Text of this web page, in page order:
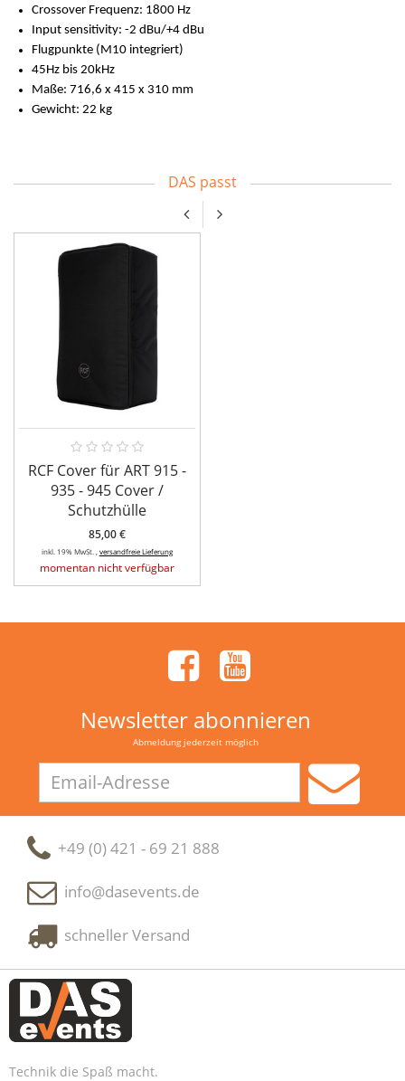
Crossover Frequenz: 1800 Hz
Input sensitivity: -2 dBu/+4 dBu
Flugpunkte (M10 integriert)
45Hz bis 20kHz
Maße: 716,6 x 415 x 310 mm
Gewicht: 22 kg
DAS passt
RCF Cover für ART 915 -
935 - 945 Cover /
Schutzhülle
85,00 €
inkl. 19% MwSt. , versandfreie Lieferung
momentan nicht verfügbar
Newsletter abonnieren
Abmeldung jederzeit möglich
Adresse
+49 (0) 421 - 69 21 888
info@dasevents.de
schneller Versand
Technik die Spaß macht.